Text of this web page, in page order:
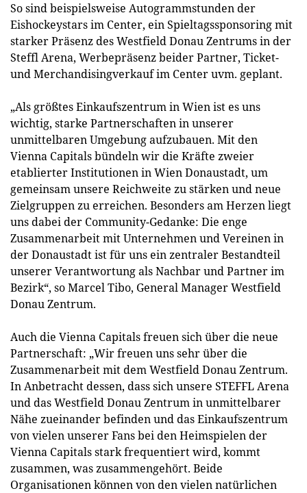
So sind beispielsweise Autogrammstunden der
Eishockeystars im Center, ein Spieltagssponsoring mit
starker Präsenz des Westfield Donau Zentrums in der
Steffl Arena, Werbepräsenz beider Partner, Ticket-
und Merchandisingverkauf im Center uvm. geplant.
„Als größtes Einkaufszentrum in Wien ist es uns
wichtig, starke Partnerschaften in unserer
unmittelbaren Umgebung aufzubauen. Mit den
Vienna Capitals bündeln wir die Kräfte zweier
etablierter Institutionen in Wien Donaustadt, um
gemeinsam unsere Reichweite zu stärken und neue
Zielgruppen zu erreichen. Besonders am Herzen liegt
uns dabei der Community-Gedanke: Die enge
Zusammenarbeit mit Unternehmen und Vereinen in
der Donaustadt ist für uns ein zentraler Bestandteil
unserer Verantwortung als Nachbar und Partner im
Bezirk“, so Marcel Tibo, General Manager Westfield
Donau Zentrum.
Auch die Vienna Capitals freuen sich über die neue
Partnerschaft: „Wir freuen uns sehr über die
Zusammenarbeit mit dem Westfield Donau Zentrum.
In Anbetracht dessen, dass sich unsere STEFFL Arena
und das Westfield Donau Zentrum in unmittelbarer
Nähe zueinander befinden und das Einkaufszentrum
von vielen unserer Fans bei den Heimspielen der
Vienna Capitals stark frequentiert wird, kommt
zusammen, was zusammengehört. Beide
Organisationen können von den vielen natürlichen